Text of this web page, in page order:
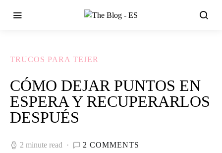
TRUCOS PARA TEJER
CÓMO DEJAR PUNTOS EN
ESPERA Y RECUPERARLOS
DESPUÉS
2 minute read 2 COMMENTS